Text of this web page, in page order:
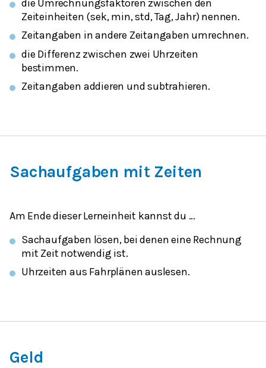
die Umrechnungsfaktoren zwischen den
Zeiteinheiten (sek, min, std, Tag, Jahr) nennen.
Zeitangaben in andere Zeitangaben umrechnen.
die Differenz zwischen zwei Uhrzeiten
bestimmen.
Zeitangaben addieren und subtrahieren.
Sachaufgaben mit Zeiten
Am Ende dieser Lerneinheit kannst du …
Sachaufgaben lösen, bei denen eine Rechnung
mit Zeit notwendig ist.
Uhrzeiten aus Fahrplänen auslesen.
Geld